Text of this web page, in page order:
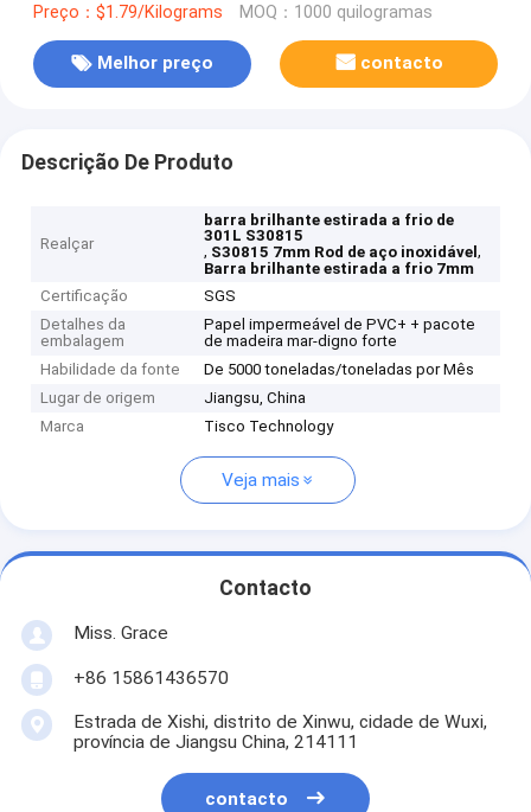
Preço：$1.79/Kilograms MOQ：1000 quilogramas
Melhor preço contacto
Descrição De Produto
Realçar
barra brilhante estirada a frio de
301L S30815
, S30815 7mm Rod de aço inoxidável,
Barra brilhante estirada a frio 7mm
Certificação
SGS
Detalhes da
embalagem
Papel impermeável de PVC+ + pacote
de madeira mar-digno forte
Habilidade da fonte
De 5000 toneladas/toneladas por Mês
Lugar de origem
Jiangsu, China
Marca
Tisco Technology
Veja mais
Contacto
Miss. Grace
+86 15861436570
Estrada de Xishi, distrito de Xinwu, cidade de Wuxi,
província de Jiangsu China, 214111
contacto